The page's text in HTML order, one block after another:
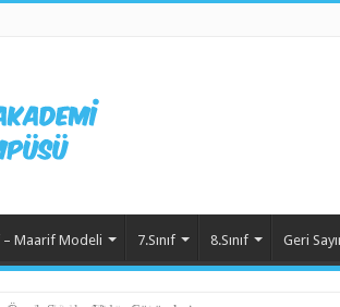
– Maarif Modeli 7.Sınıf 8.Sınıf Geri